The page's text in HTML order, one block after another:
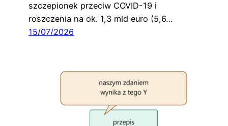
szczepionek przeciw COVID-19 i
roszczenia na ok. 1,3 mld euro (5,6…
15/07/2026